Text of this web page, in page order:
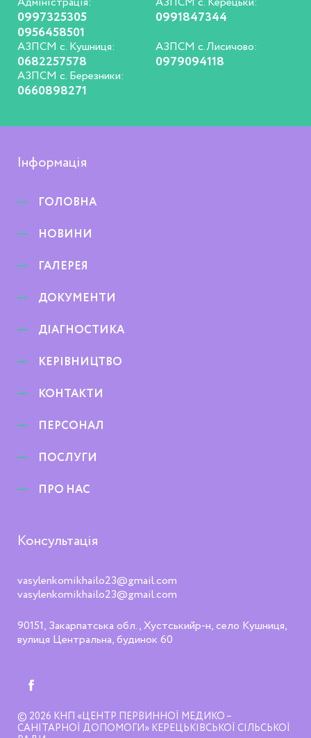
0997325305
0956458501
0991847344
АЗПСМ с. Кушниця:
0682257578
АЗПСМ с.Лисичово:
0979094118
АЗПСМ с. Березники:
0660898271
Інформація
ГОЛОВНА
НОВИНИ
ГАЛЕРЕЯ
ДОКУМЕНТИ
ДІАГНОСТИКА
КЕРІВНИЦТВО
КОНТАКТИ
ПЕРСОНАЛ
ПОСЛУГИ
ПРО НАС
Консультація
vasylenkomikhailo23@gmail.com
vasylenkomikhailo23@gmail.com
90151, Закарпатська обл., Хустськийр-н, село Кушниця,
вулиця Центральна, будинок 60
© 2026 КНП «ЦЕНТР ПЕРВИННОЇ МЕДИКО –
САНІТАРНОЇ ДОПОМОГИ» КЕРЕЦЬКІВСЬКОЇ СІЛЬСЬКОЇ